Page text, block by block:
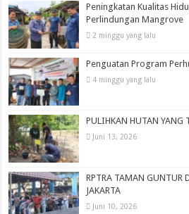
Peningkatan Kualitas
Perlindungan Mangrove
2 minggu yang lalu
Penguatan Program
4 minggu yang lalu
PULIHKAN HUTAN YANG
Juni 13, 2026
RPTRA TAMAN GUNTUR
JAKARTA
Juni 10, 2026